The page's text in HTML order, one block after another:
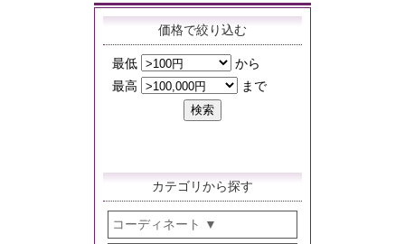
価格で絞り込む
カテゴリから探す
コーディネート